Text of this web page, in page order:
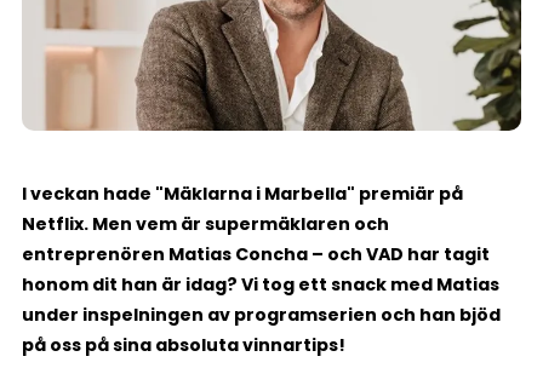
I veckan hade "Mäklarna i Marbella" premiär på
Netflix. Men vem är supermäklaren och
entreprenören Matias Concha – och VAD har tagit
honom dit han är idag? Vi tog ett snack med Matias
under inspelningen av programserien och han bjöd
på oss på sina absoluta vinnartips!